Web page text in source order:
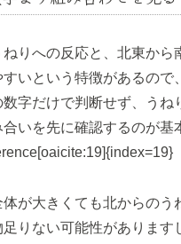
りへの反応と、北東から
いという特徴があるので
字だけで判断せず、うね
いを先に確認するのが基
が大きくても北からのう
りない可能性があります